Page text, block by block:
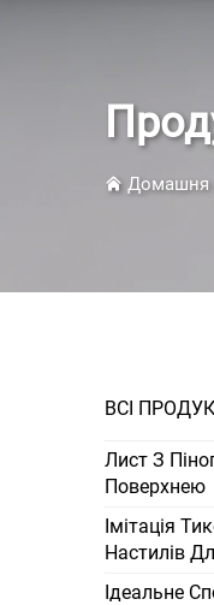
Домашня
ВСІ
Лист З
Поверхнею
Імітація
Настилів
Ідеальне